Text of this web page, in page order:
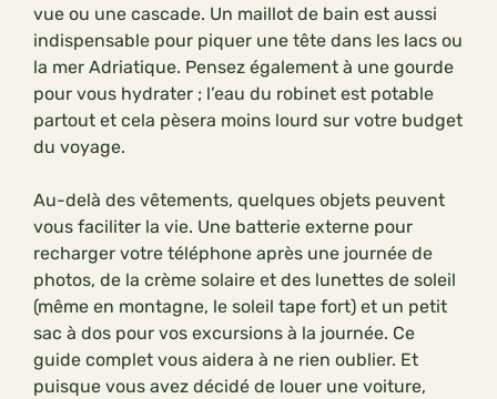
vue ou une cascade. Un maillot de bain est aussi
indispensable pour piquer une tête dans les lacs ou
la mer Adriatique. Pensez également à une gourde
pour vous hydrater ; l’eau du robinet est potable
partout et cela pèsera moins lourd sur votre budget
du voyage.
Au-delà des vêtements, quelques objets peuvent
vous faciliter la vie. Une batterie externe pour
recharger votre téléphone après une journée de
photos, de la crème solaire et des lunettes de soleil
(même en montagne, le soleil tape fort) et un petit
sac à dos pour vos excursions à la journée. Ce
guide complet vous aidera à ne rien oublier. Et
puisque vous avez décidé de louer une voiture,